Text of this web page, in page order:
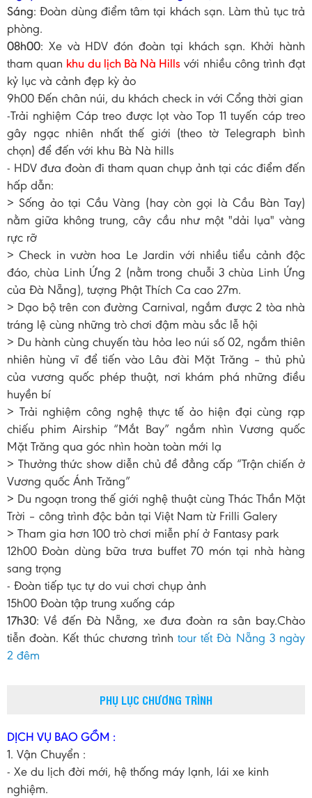
Sáng: Đoàn dùng điểm tâm tại khách sạn. Làm thủ tục trả
phòng.
08h00: Xe và HDV đón đoàn tại khách sạn. Khởi hành
tham quan khu du lịch Bà Nà Hills với nhiều công trình đạt
kỷ lục và cảnh đẹp kỳ ảo
9h00 Đến chân núi, du khách check in với Cổng thời gian
-Trải nghiệm Cáp treo được lọt vào Top 11 tuyến cáp treo
gây ngạc nhiên nhất thế giới (theo tờ Telegraph bình
chọn) để đến với khu Bà Nà hills
- HDV đưa đoàn đi tham quan chụp ảnh tại các điểm đến
hấp dẫn:
> Sống ảo tại Cầu Vàng (hay còn gọi là Cầu Bàn Tay)
nằm giữa không trung, cây cầu như một "dải lụa" vàng
rực rỡ
> Check in vườn hoa Le Jardin với nhiều tiểu cảnh độc
đáo, chùa Linh Ứng 2 (nằm trong chuỗi 3 chùa Linh Ứng
của Đà Nẵng), tượng Phật Thích Ca cao 27m.
> Dạo bộ trên con đường Carnival, ngắm được 2 tòa nhà
tráng lệ cùng những trò chơi đậm màu sắc lễ hội
> Du hành cùng chuyến tàu hỏa leo núi số 02, ngắm thiên
nhiên hùng vĩ để tiến vào Lâu đài Mặt Trăng – thủ phủ
của vương quốc phép thuật, nơi khám phá những điều
huyền bí
> Trải nghiệm công nghệ thực tế ảo hiện đại cùng rạp
chiếu phim Airship “Mắt Bay” ngắm nhìn Vương quốc
Mặt Trăng qua góc nhìn hoàn toàn mới lạ
> Thưởng thức show diễn chủ đề đẳng cấp “Trận chiến ở
Vương quốc Ánh Trăng”
> Du ngoạn trong thế giới nghệ thuật cùng Thác Thần Mặt
Trời – công trình độc bản tại Việt Nam từ Frilli Galery
> Tham gia hơn 100 trò chơi miễn phí ở Fantasy park
12h00 Đoàn dùng bữa trưa buffet 70 món tại nhà hàng
sang trọng
- Đoàn tiếp tục tự do vui chơi chụp ảnh
15h00 Đoàn tập trung xuống cáp
17h30: Về đến Đà Nẵng, xe đưa đoàn ra sân bay.Chào
tiễn đoàn. Kết thúc chương trìnhtour tết Đà Nẵng 3 ngày
2 đêm
PHỤ LỤC CHƯƠNG TRÌNH
DỊCH VỤ BAO GỒM :
1. Vận Chuyển :
- Xe du lịch đời mới, hệ thống máy lạnh, lái xe kinh
nghiệm.